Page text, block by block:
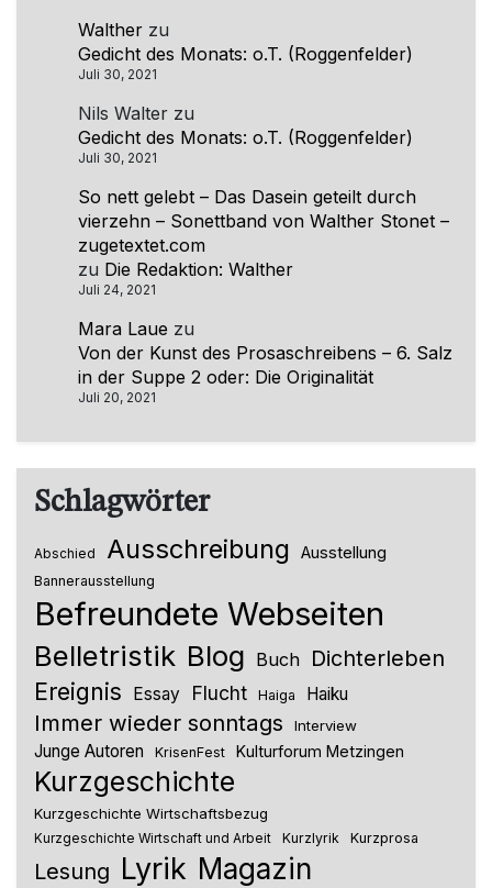
Walther zu
Gedicht des Monats: o.T. (Roggenfelder)
Juli 30, 2021
Nils Walter zu
Gedicht des Monats: o.T. (Roggenfelder)
Juli 30, 2021
So nett gelebt – Das Dasein geteilt durch
vierzehn – Sonettband von Walther Stonet –
zugetextet.com
zu Die Redaktion: Walther
Juli 24, 2021
Mara Laue zu
Von der Kunst des Prosaschreibens – 6. Salz
in der Suppe 2 oder: Die Originalität
Juli 20, 2021
Schlagwörter
Abschied Ausschreibung Ausstellung
Bannerausstellung
Befreundete Webseiten
Belletristik Blog Buch Dichterleben
Ereignis Essay Flucht Haiga Haiku
Immer wieder sonntags Interview
Junge Autoren KrisenFest Kulturforum Metzingen
Kurzgeschichte
Kurzgeschichte Wirtschaftsbezug
Kurzgeschichte Wirtschaft und Arbeit Kurzlyrik Kurzprosa
Lesung Lyrik Magazin